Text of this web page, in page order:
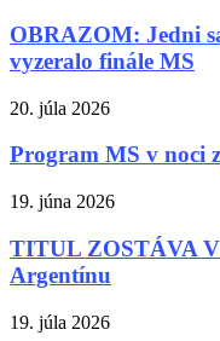
OBRAZOM: Jedni
vyzeralo finále MS
20. júla 2026
Program MS v noci
19. júna 2026
TITUL ZOSTÁVA V
Argentínu
19. júla 2026